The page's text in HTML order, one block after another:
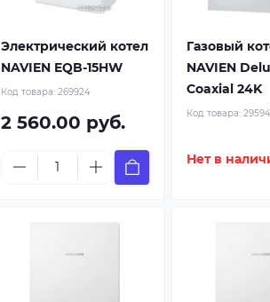
Электрический котел
NAVIEN EQB-15HW
Код товара: 269924
2 560.00 руб.
Газовый
NAVIEN
Coaxial 24K
Код товара:
Нет в